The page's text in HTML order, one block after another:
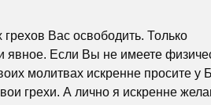
Вас освободить. Только
явное. Если Вы не имеете
молитвах искренне просите у
грехи. А лично я искренне